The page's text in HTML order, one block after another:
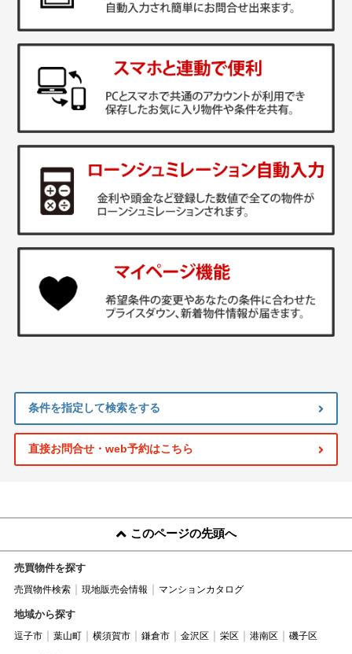
条件を指定して検索をする
直接お問合せ・web予約はこちら
このページの先頭へ
売買物件を探す
売買物件検索 現地販売会情報 マンションカタログ
地域から探す
逗子市 葉山町 横須賀市 鎌倉市 金沢区 栄区 港南区 磯子区